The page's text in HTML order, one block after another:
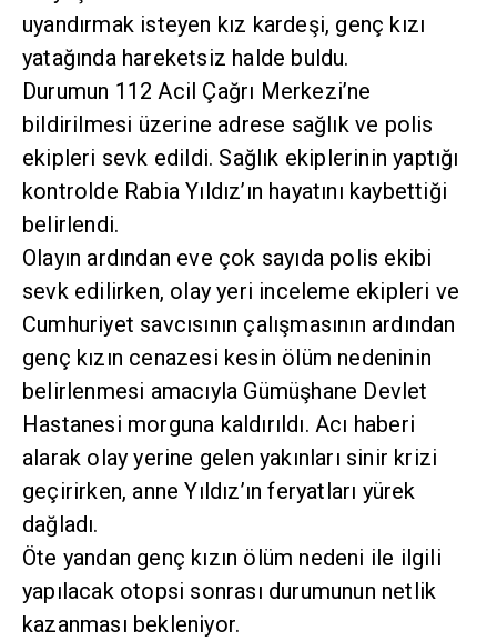
uyandırmak isteyen kız kardeşi, genç kızı
yatağında hareketsiz halde buldu.
Durumun 112 Acil Çağrı Merkezi’ne
bildirilmesi üzerine adrese sağlık ve polis
ekipleri sevk edildi. Sağlık ekiplerinin yaptığı
kontrolde Rabia Yıldız’ın hayatını kaybettiği
belirlendi.
Olayın ardından eve çok sayıda polis ekibi
sevk edilirken, olay yeri inceleme ekipleri ve
Cumhuriyet savcısının çalışmasının ardından
genç kızın cenazesi kesin ölüm nedeninin
belirlenmesi amacıyla Gümüşhane Devlet
Hastanesi morguna kaldırıldı. Acı haberi
alarak olay yerine gelen yakınları sinir krizi
geçirirken, anne Yıldız’ın feryatları yürek
dağladı.
Öte yandan genç kızın ölüm nedeni ile ilgili
yapılacak otopsi sonrası durumunun netlik
kazanması bekleniyor.